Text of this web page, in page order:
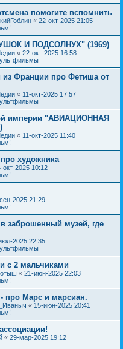
помогите вспомнить
« 22-окт-2025 21:05
И ПОДСОЛНУХ" (1969)
« 22-окт-2025 16:58
Франции про Фетиша от
« 11-окт-2025 17:57
империи "АВИАЦИОННАЯ
« 11-окт-2025 11:40
художника
окт-2025 10:12
2025 21:29
заброшенный музей, где
2025 22:35
с 2 мальчиками
« 21-июн-2025 22:03
про Марс и марсиан.
« 15-июн-2025 20:41
« 29-мар-2025 19:12